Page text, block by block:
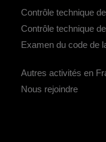
Contrôle technique
Contrôle technique
Examen du code de
Autres activités en
Nous rejoindre